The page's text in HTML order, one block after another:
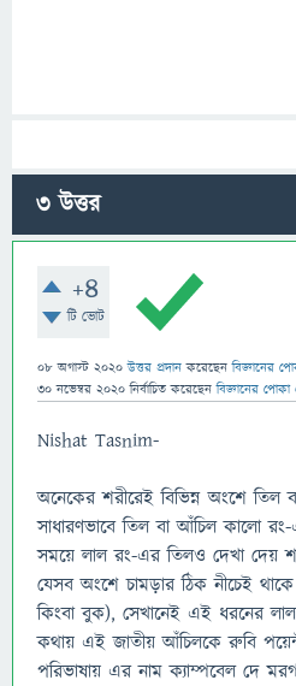
3উত্তর
+4
টি ভোট
08 অগাস্ট 2020 উত্তর প্রদান করেছেনবিজ্ঞানের
30 নভেম্বর 2020 নির্বাচিত করেছেনবিজ্ঞানের পোকা
Nishat Tasnim-
অনেকের শরীরেই বিভিন্ন অংশে তিল
সাধারণভাবে তিল বা আঁচিল কালো
সময়ে লাল রং-এর তিলও দেখা দেয়
যেসব অংশে চামড়ার ঠিক নীচেই
কিংবা বুক), সেখানেই এই ধরনের
কথায় এই জাতীয় আঁচিলকে রুবি
পরিভাষায় এর নাম ক্যাম্পবেল দে